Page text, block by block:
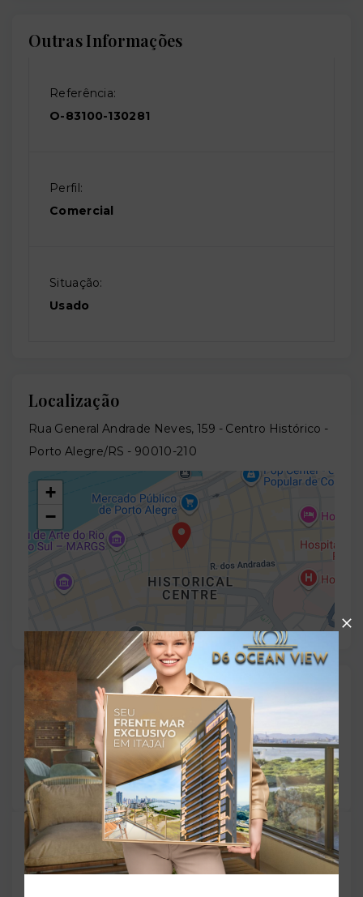
Outras Informações
Referência:
O-83100-130281
Perfil:
Comercial
Situação:
Usado
Localização
Rua General Andrade Neves, 159 - Centro Histórico -
Porto Alegre/RS - 90010-210
+
−
Leaflet
Gostou do imóvel?
Salve ele nos seus favoritos ou então compartilhe
com alguém no WhatsApp:
Compartilhar
TORQUATO - Corretor de Imóveis
CRECI - 42643f